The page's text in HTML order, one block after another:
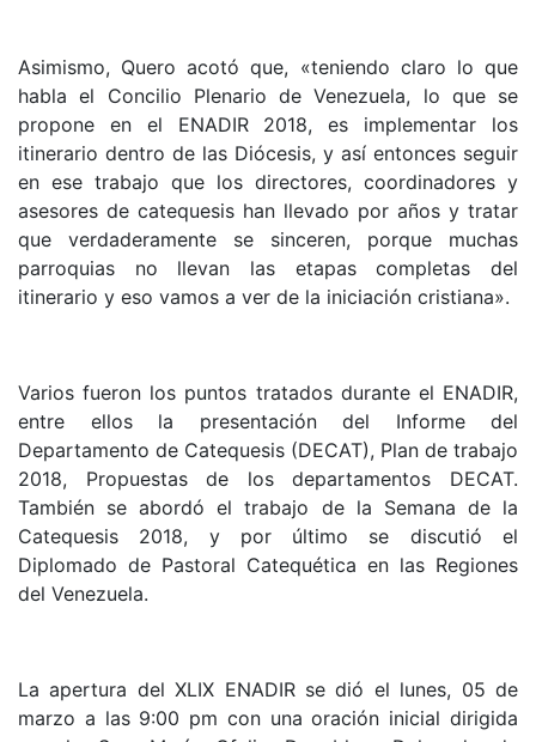
Asimismo, Quero acotó que, «teniendo claro lo que
habla el Concilio Plenario de Venezuela, lo que se
propone en el ENADIR 2018, es implementar los
itinerario dentro de las Diócesis, y así entonces seguir
en ese trabajo que los directores, coordinadores y
asesores de catequesis han llevado por años y tratar
que verdaderamente se sinceren, porque muchas
parroquias no llevan las etapas completas del
itinerario y eso vamos a ver de la iniciación cristiana».
Varios fueron los puntos tratados durante el ENADIR,
entre ellos la presentación del Informe del
Departamento de Catequesis (DECAT), Plan de trabajo
2018, Propuestas de los departamentos DECAT.
También se abordó el trabajo de la Semana de la
Catequesis 2018, y por último se discutió el
Diplomado de Pastoral Catequética en las Regiones
del Venezuela.
La apertura del XLIX ENADIR se dió el lunes, 05 de
marzo a las 9:00 pm con una oración inicial dirigida